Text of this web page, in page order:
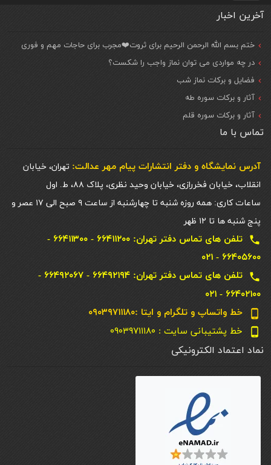
آخرین اخبار
ختم بسم الله الرحمن الرحیم برای ثروت❤️مجرب برای حاجات مهم و فوری
در چه مواردی می توان نماز واجب را شکست؟
فضایل و برکات نماز شب
آثار و برکات سوره طه
آثار و برکات سوره قلم
تماس با ما
آدرس نمایشگاه و دفتر انتشارات پيام مهر عدالت: تهران، خیابان
انقلاب، خیابان فخررازی، خیابان وحید نظری، پلاک ۸۸، ط. اول
ساعات کاری: همه روزه شنبه تا چهارشنبه از ساعت ۹ صبح الی ۱۷ عصر و
پنج شنبه ها تا ۱۲ ظهر
local_phone
تلفن های تماس دفتر تهران: ۶۶۴۱۱۲۰۰ - ۶۶۴۱۱۳۰۰ -
۶۶۴۰۵۶۰۰ - ۰۲۱
local_phone
تلفن های تماس دفتر تهران: ۶۶۴۹۲۱۹۴ - ۶۶۴۹۲۰۶۷ -
۶۶۴۰۲۱۰۰ - ۰۲۱
phone_android خط واتساپ و تلگرام و ایتا :۰۹۰۳۹۷۱۱۱۸۰
phone_android خط پشتیبانی سایت : ۰۹۰۳۹۷۱۱۱۸۰
نماد اعتماد الکترونیکی